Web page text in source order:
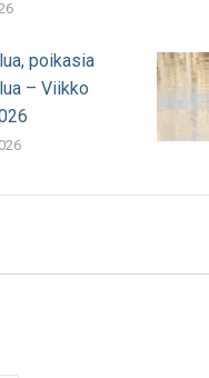
poikasia
– Viikko